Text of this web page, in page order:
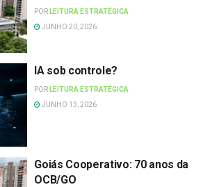
POR LEITURA ESTRATÉGICA
JUNHO 20, 2026
IA sob controle?
POR LEITURA ESTRATÉGICA
JUNHO 13, 2026
Goiás Cooperativo: 70 anos da
OCB/GO